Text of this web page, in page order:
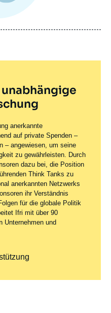
anerkannte
auf private Spenden –
– angewiesen, um seine
zu gewährleisten. Durch
dazu bei, die Position
Think Tanks zu
anerkannten Netzwerks
ihr Verständnis
für die globale Politik
Ifri mit über 90
Unternehmen und